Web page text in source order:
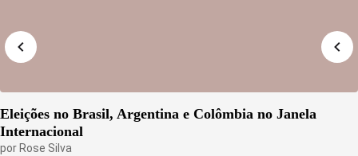
Eleições no Brasil, Argentina e Colômbia no Janela
Internacional
por Rose Silva